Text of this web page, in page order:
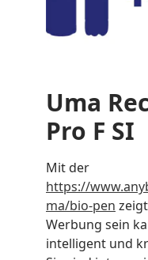
Uma
Pro F SI
Mit der
https://
ma/bio-pen
Werbung sein
intelligent und